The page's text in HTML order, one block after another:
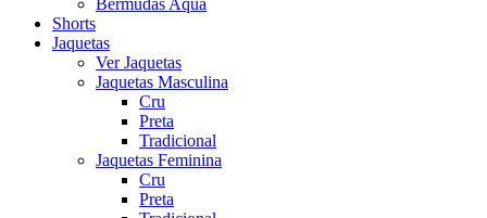
Bermudas Aqua
Shorts
Jaquetas
Ver Jaquetas
Jaquetas Masculina
Cru
Preta
Tradicional
Jaquetas Feminina
Cru
Preta